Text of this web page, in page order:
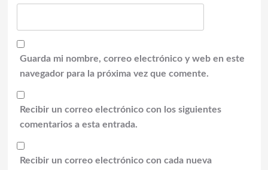
Guarda mi nombre, correo electrónico y web en este
navegador para la próxima vez que comente.
Recibir un correo electrónico con los siguientes
comentarios a esta entrada.
Recibir un correo electrónico con cada nueva